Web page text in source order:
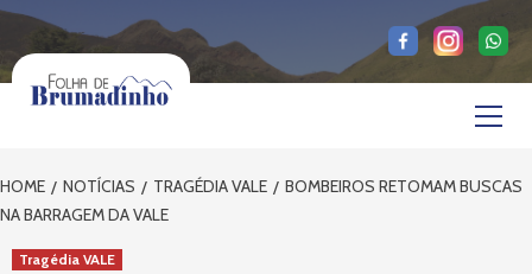
Skip
content
HOME NOTÍCIAS TRAGÉDIA VALE
BOMBEIROS RETOMAM BUSCAS
NA BARRAGEM DA VALE
Tragédia VALE